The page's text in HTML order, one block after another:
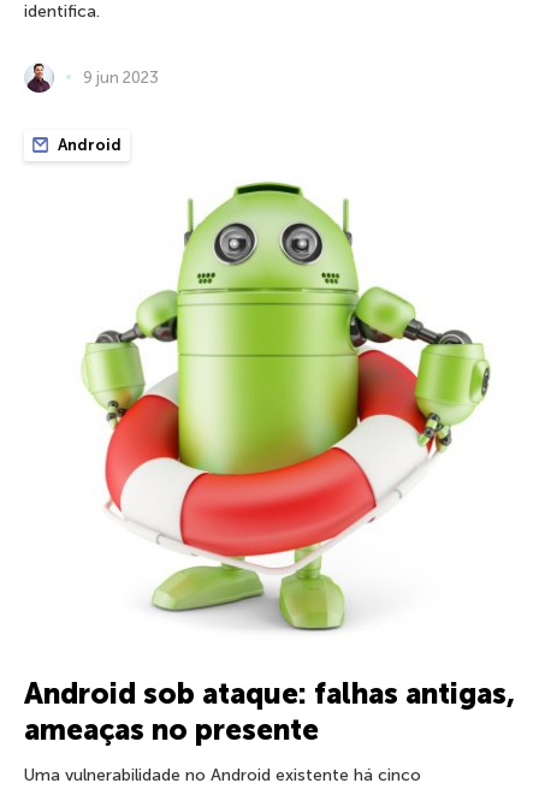
identifica.
9 jun 2023
Android
Android sob ataque: falhas antigas,
ameaças no presente
Uma vulnerabilidade no Android existente há cinco